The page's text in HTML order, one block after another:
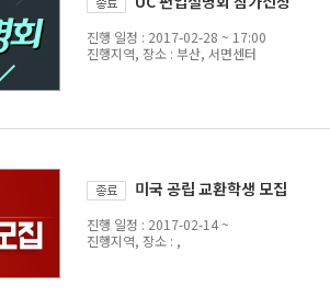
진행 일정 : 2017-02-28 ~ 17:00
진행지역, 장소 : 부산, 서면센터
미국 공립 교환학생 모집
진행 일정 : 2017-02-14 ~
진행지역, 장소 : ,